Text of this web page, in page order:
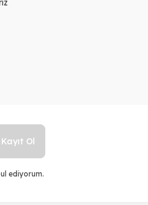
Kayıt Ol
ediyorum.